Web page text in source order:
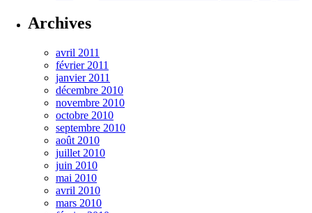
Archives
avril 2011
février 2011
janvier 2011
décembre 2010
novembre 2010
octobre 2010
septembre 2010
août 2010
juillet 2010
juin 2010
mai 2010
avril 2010
mars 2010